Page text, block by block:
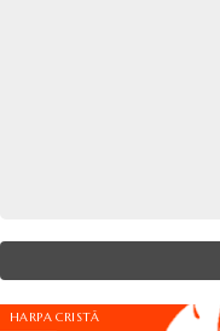
HARPA CRISTÃ